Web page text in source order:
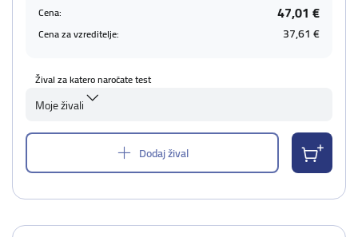
Cena: 47,01 €
Cena za vzreditelje: 37,61 €
Žival za katero naročate test
Moje živali
Dodaj žival